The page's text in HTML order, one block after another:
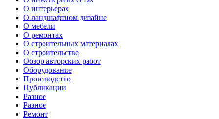
О интерьерах
О ландшафтном дизайне
О мебели
О ремонтах
О строительных материалах
О строительстве
Обзор авторских работ
Оборудование
Производство
Публикации
Разное
Разное
Ремонт